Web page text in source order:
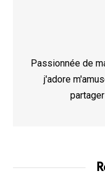
Passionnée de
j'adore